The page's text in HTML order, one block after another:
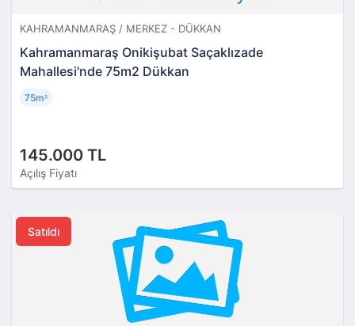
KAHRAMANMARAŞ / MERKEZ - DÜKKAN
Kahramanmaraş Onikişubat Saçaklızade
Mahallesi'nde 75m2 Dükkan
145.000 TL
Açılış Fiyatı
75m²
Satıldı